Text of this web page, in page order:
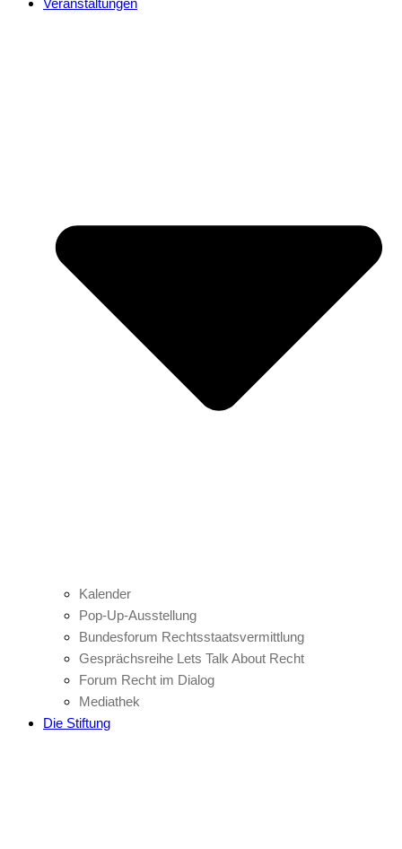
Veranstaltungen
Kalender
Pop-Up-Ausstellung
Bundesforum Rechtsstaatsvermittlung
Gesprächsreihe Lets Talk About Recht
Forum Recht im Dialog
Mediathek
Die Stiftung